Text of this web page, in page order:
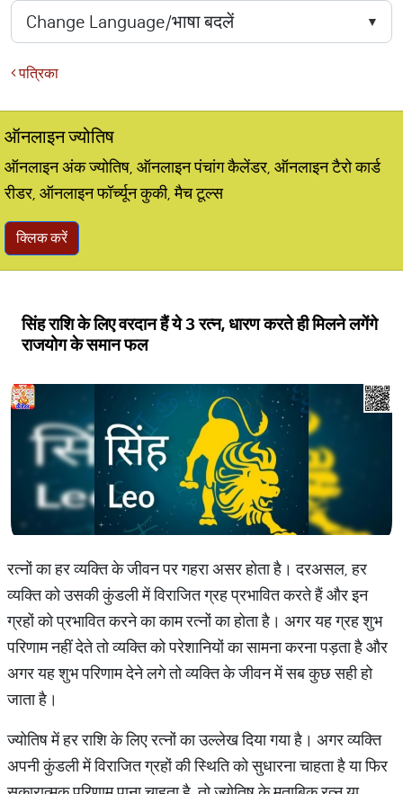
पत्रिका
ऑनलाइन ज्योतिष
ऑनलाइन अंक ज्योतिष, ऑनलाइन पंचांग कैलेंडर, ऑनलाइन टैरो कार्ड
रीडर, ऑनलाइन फॉर्च्यून कुकी, मैच टूल्स
क्लिक करें
सिंह राशि के लिए वरदान हैं ये 3 रत्न, धारण करते ही मिलने लगेंगे
राजयोग के समान फल
रत्नों का हर व्यक्ति के जीवन पर गहरा असर होता है। दरअसल, हर
व्यक्ति को उसकी कुंडली में विराजित ग्रह प्रभावित करते हैं और इन
ग्रहों को प्रभावित करने का काम रत्नों का होता है। अगर यह ग्रह शुभ
परिणाम नहीं देते तो व्यक्ति को परेशानियों का सामना करना पड़ता है और
अगर यह शुभ परिणाम देने लगे तो व्यक्ति के जीवन में सब कुछ सही हो
जाता है।
ज्योतिष में हर राशि के लिए रत्नों का उल्लेख दिया गया है। अगर व्यक्ति
अपनी कुंडली में विराजित ग्रहों की स्थिति को सुधारना चाहता है या फिर